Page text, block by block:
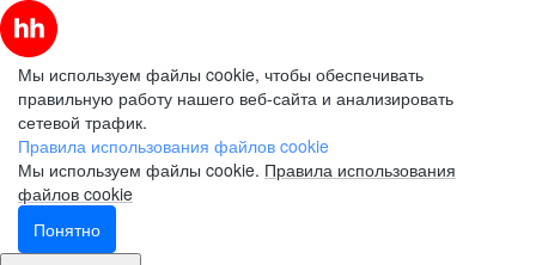
Мы используем файлы cookie, чтобы обеспечивать
правильную работу нашего веб-сайта и анализировать
сетевой трафик.
Правила использования файлов cookie
Мы используем файлы cookie. Правила использования
файлов cookie
Понятно